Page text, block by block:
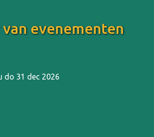
evenementen
do 31 dec 2026